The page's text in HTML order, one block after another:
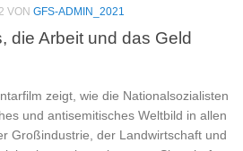
VON GFS-ADMIN_2021
die Arbeit und das Geld
zeigt, wie die Nationalsozialisten
und antisemitisches Weltbild in allen
Großindustrie, der Landwirtschaft und